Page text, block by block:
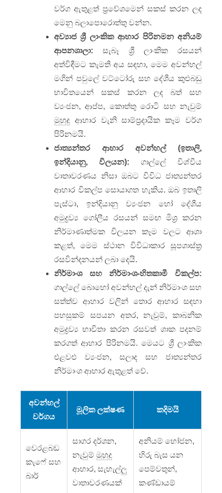
වර්ග ඇතුළත් ප්‍රවේශමෙන් සකස් කරන ලද
මෙනු බලාපොරොත්තු වන්න.
අව්‍යාජ ශ්‍රී ලාංකික ආහාර පිරිනමන අනියම්
ආපනශාලා: සැබෑ ශ්‍රී ලාංකික රසයන්
අත්විඳීමට කැමති අය සඳහා, මෙම අවන්හල්
මගින් පවුලේ වට්ටෝරු සහ දේශීය කුළුබඩු
භාවිතයෙන් සකස් කරන ලද බත් සහ
ව්‍යංජන, ආප්ප, කොත්තු රොටි සහ නැවුම්
මුහුදු ආහාර වැනි සාම්ප්‍රදායික කෑම වර්ග
පිරිනමයි.
ජාත්‍යන්තර ආහාර අවන්හල් (ඉතාලි,
ඉන්දියානු, විලයන): ගාල්ලේ විශ්වීය
වාතාවරණය නිසා ඔබට විවිධ ජාත්‍යන්තර
ආහාර විකල්ප සොයාගත හැකිය. ඔබ ඉතාලි
පැස්ටා, ඉන්දියානු ව්‍යංජන හෝ දේශීය
අමුද්‍රව්‍ය ගෝලීය රසයන් සමඟ මිශ්‍ර කරන
නිර්මාණාත්මක විලයන කෑම වලට ආශා
කළත්, මෙම ස්ථාන විවිධාකාර සූපශාස්ත්‍ර
රසවින්දනයන් ලබා දෙයි.
නිර්මාංශ සහ නිර්මාංශ-හිතකාමී විකල්ප:
ගාල්ලේ බොහෝ අවන්හල් දැන් නිර්මාංශ සහ
සත්ත්ව ආහාර වලින් තොර ආහාර සඳහා
පහසුකම් සපයන අතර, නැවුම්, කාබනික
අමුද්‍රව්‍ය භාවිතා කරන රසවත් ශාක පදනම්
කරගත් ආහාර පිරිනමයි. මෙයට ශ්‍රී ලාංකික
එළවළු ව්‍යංජන, සලාද සහ ජාත්‍යන්තර
නිර්මාංශ ආහාර ඇතුළත් වේ.
අවන්හල්
වර්ගය
මූලික ලක්ෂණ කදිමයි
වෙරළබඩ
කැෆේ සහ
බාර්
සාගර දර්ශන,
නැවුම් මුහුදු
ආහාර, සැහැල්ලු
වාතාවරණයක්
අනියම් භෝජන,
හිරු බැස යන
පෙම්වතුන්,
කණ්ඩායම්